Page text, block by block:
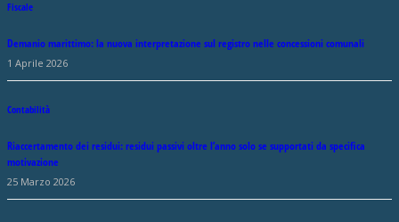
Fiscale
Demanio marittimo: la nuova interpretazione sul registro nelle concessioni comunali
1 Aprile 2026
Contabilità
Riaccertamento dei residui: residui passivi oltre l’anno solo se supportati da specifica
motivazione
25 Marzo 2026